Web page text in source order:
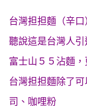
台灣担担麵（辛口
聽說這是台灣人
富士山５５沾麵
台灣担担麵除了
司、咖哩粉